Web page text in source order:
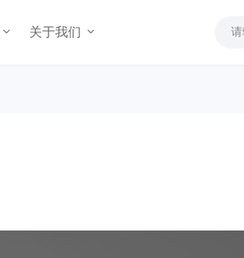
关于我们